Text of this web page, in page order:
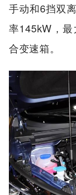
手动和6挡双
率145kW，
合变速箱。